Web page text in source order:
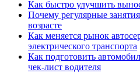
Как быстро улучшить
Почему регулярные
возрасте
Как меняется рынок
электрического транспорта
Как подготовить
чек-лист водителя